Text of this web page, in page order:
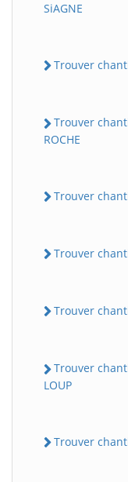
SiAGNE
Trouver
Trouver
ROCHE
Trouver
Trouver
Trouver
Trouver
LOUP
Trouver